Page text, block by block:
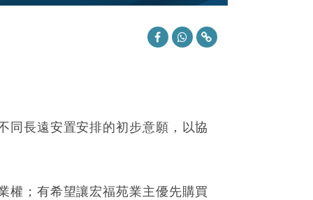
同長遠安置安排的初步意願，以協
權；有希望讓宏福苑業主優先購買